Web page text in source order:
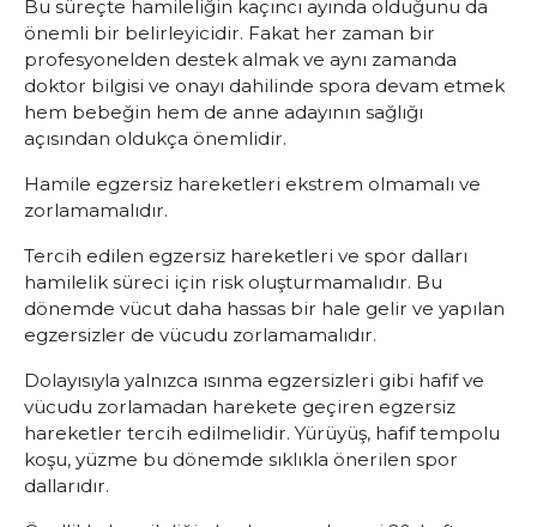
Bu süreçte hamileliğin kaçıncı ayında olduğunu da
önemli bir belirleyicidir. Fakat her zaman bir
profesyonelden destek almak ve aynı zamanda
doktor bilgisi ve onayı dahilinde spora devam etmek
hem bebeğin hem de anne adayının sağlığı
açısından oldukça önemlidir.
Hamile egzersiz hareketleri ekstrem olmamalı ve
zorlamamalıdır.
Tercih edilen egzersiz hareketleri ve spor dalları
hamilelik süreci için risk oluşturmamalıdır. Bu
dönemde vücut daha hassas bir hale gelir ve yapılan
egzersizler de vücudu zorlamamalıdır.
Dolayısıyla yalnızca ısınma egzersizleri gibi hafif ve
vücudu zorlamadan harekete geçiren egzersiz
hareketler tercih edilmelidir. Yürüyüş, hafif tempolu
koşu, yüzme bu dönemde sıklıkla önerilen spor
dallarıdır.